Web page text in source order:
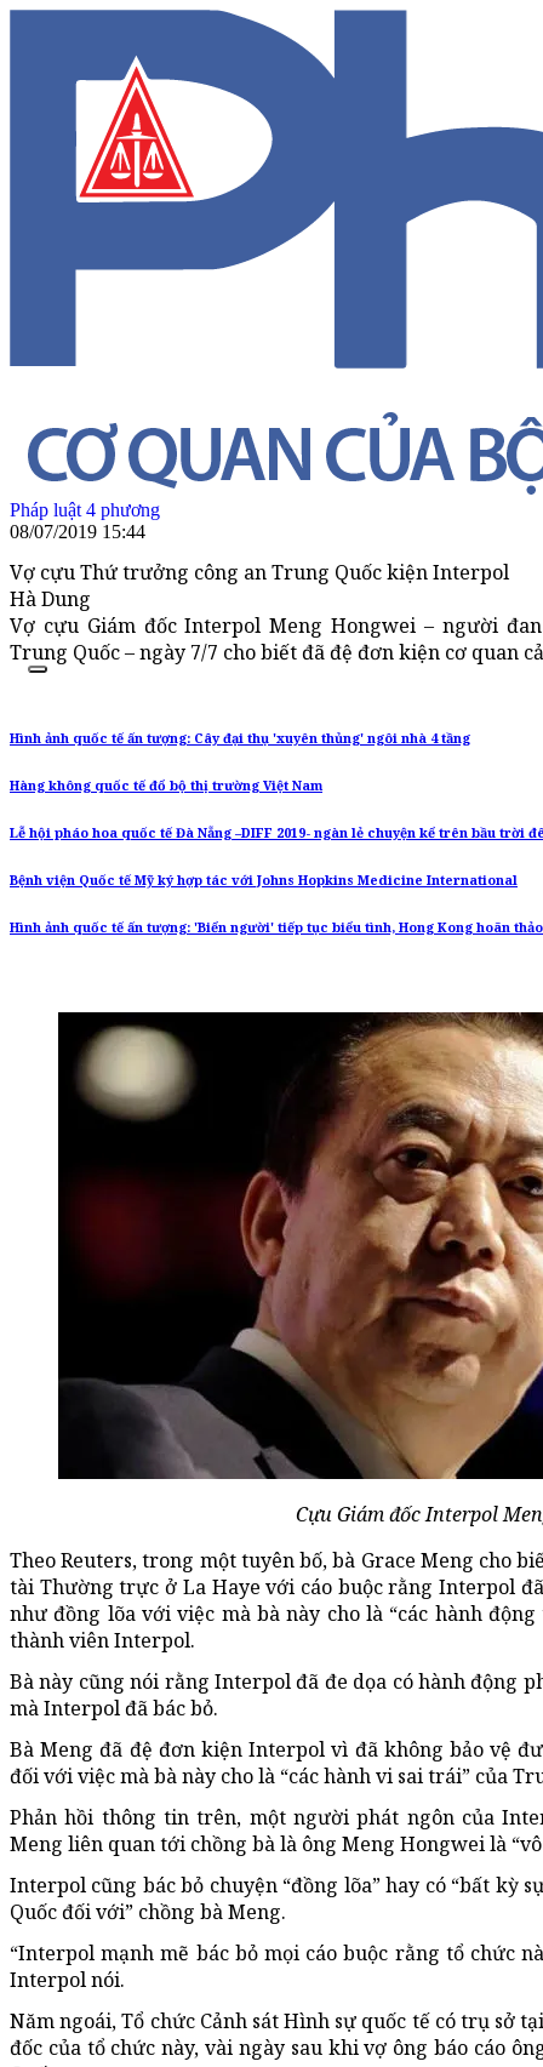
Pháp luật 4 phương
08/07/2019 15:44
Vợ cựu Thứ trưởng công an Trung Quốc kiện Interpol
Hà Dung
Vợ cựu Giám đốc Interpol Meng Hongwei – người
Trung Quốc – ngày 7/7 cho biết đã đệ đơn kiện cơ quan
Hình ảnh quốc tế ấn tượng: Cây đại thụ 'xuyên thủng' ngôi nhà 4 tầng
Hàng không quốc tế đổ bộ thị trường Việt Nam
Lễ hội pháo hoa quốc tế Đà Nẵng –DIFF 2019- ngàn lẻ chuyện kể trên bầu trời
Bệnh viện Quốc tế Mỹ ký hợp tác với Johns Hopkins Medicine International
Hình ảnh quốc tế ấn tượng: 'Biển người' tiếp tục biểu tình, Hong Kong hoãn
Cựu Giám đốc Interpol
Theo Reuters, trong một tuyên bố, bà Grace Meng cho
tài Thường trực ở La Haye với cáo buộc rằng Interpol
như đồng lõa với việc mà bà này cho là “các hành
thành viên Interpol.
Bà này cũng nói rằng Interpol đã đe dọa có hành động
mà Interpol đã bác bỏ.
Bà Meng đã đệ đơn kiện Interpol vì đã không bảo vệ
đối với việc mà bà này cho là “các hành vi sai trái” của
Phản hồi thông tin trên, một người phát ngôn của
Meng liên quan tới chồng bà là ông Meng Hongwei là “vô
Interpol cũng bác bỏ chuyện “đồng lõa” hay có “bất kỳ
Quốc đối với” chồng bà Meng.
“Interpol mạnh mẽ bác bỏ mọi cáo buộc rằng tổ chức
Interpol nói.
Năm ngoái, Tổ chức Cảnh sát Hình sự quốc tế có trụ sở
đốc của tổ chức này, vài ngày sau khi vợ ông báo cáo